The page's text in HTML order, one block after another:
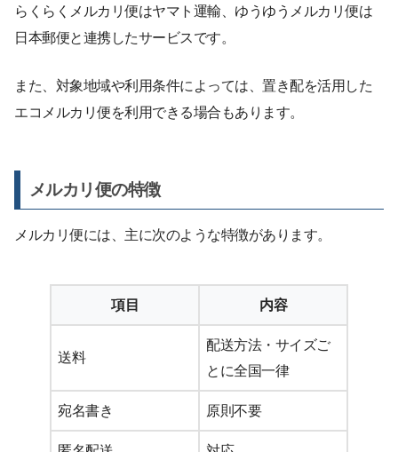
らくらくメルカリ便はヤマト運輸、ゆうゆうメルカリ便は
日本郵便と連携したサービスです。
また、対象地域や利用条件によっては、置き配を活用した
エコメルカリ便を利用できる場合もあります。
メルカリ便の特徴
メルカリ便には、主に次のような特徴があります。
項目 内容
送料
配送方法・サイズご
とに全国一律
宛名書き 原則不要